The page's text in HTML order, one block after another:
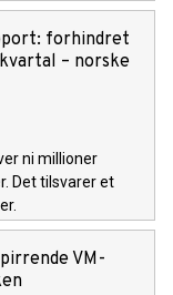
forhindret
– norske
ni millioner
Det tilsvarer et
VM-